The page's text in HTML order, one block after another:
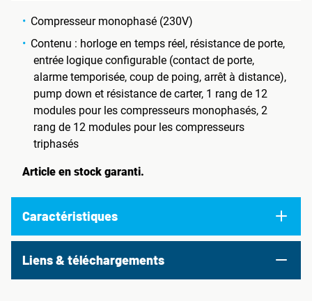
Compresseur monophasé (230V)
Contenu : horloge en temps réel, résistance de porte,
entrée logique configurable (contact de porte,
alarme temporisée, coup de poing, arrêt à distance),
pump down et résistance de carter, 1 rang de 12
modules pour les compresseurs monophasés, 2
rang de 12 modules pour les compresseurs
triphasés
Article en stock garanti.
Caractéristiques
Liens & téléchargements